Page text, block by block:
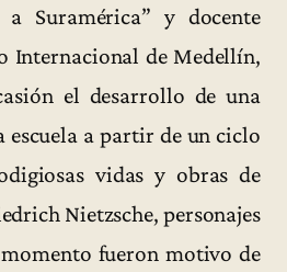
Suramérica” y docente
Internacional de Medellín,
el desarrollo de una
escuela a partir de un ciclo
vidas y obras de
Nietzsche, personajes
fueron motivo de